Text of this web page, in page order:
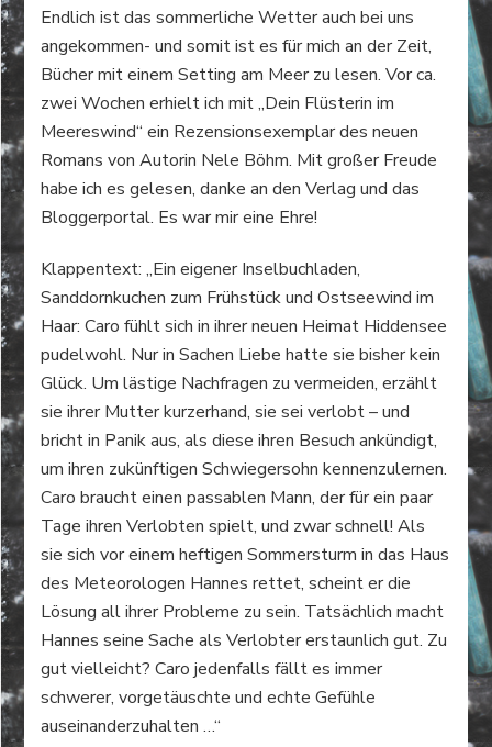
Endlich ist das sommerliche Wetter auch bei uns
angekommen- und somit ist es für mich an der Zeit,
Bücher mit einem Setting am Meer zu lesen. Vor ca.
zwei Wochen erhielt ich mit „Dein Flüsterin im
Meereswind“ ein Rezensionsexemplar des neuen
Romans von Autorin Nele Böhm. Mit großer Freude
habe ich es gelesen, danke an den Verlag und das
Bloggerportal. Es war mir eine Ehre!
Klappentext: „Ein eigener Inselbuchladen,
Sanddornkuchen zum Frühstück und Ostseewind im
Haar: Caro fühlt sich in ihrer neuen Heimat Hiddensee
pudelwohl. Nur in Sachen Liebe hatte sie bisher kein
Glück. Um lästige Nachfragen zu vermeiden, erzählt
sie ihrer Mutter kurzerhand, sie sei verlobt – und
bricht in Panik aus, als diese ihren Besuch ankündigt,
um ihren zukünftigen Schwiegersohn kennenzulernen.
Caro braucht einen passablen Mann, der für ein paar
Tage ihren Verlobten spielt, und zwar schnell! Als
sie sich vor einem heftigen Sommersturm in das Haus
des Meteorologen Hannes rettet, scheint er die
Lösung all ihrer Probleme zu sein. Tatsächlich macht
Hannes seine Sache als Verlobter erstaunlich gut. Zu
gut vielleicht? Caro jedenfalls fällt es immer
schwerer, vorgetäuschte und echte Gefühle
auseinanderzuhalten …“